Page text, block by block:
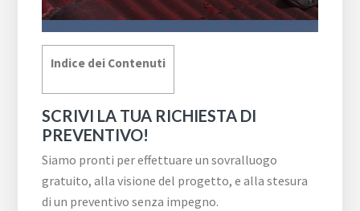
Indice dei Contenuti
SCRIVI LA TUA RICHIESTA DI
PREVENTIVO!
Siamo pronti per effettuare un sovralluogo
gratuito, alla visione del progetto, e alla stesura
di un preventivo senza impegno.